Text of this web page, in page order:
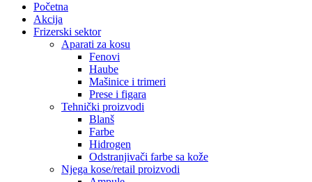
Početna
Akcija
Frizerski sektor
Aparati za kosu
Fenovi
Haube
Mašinice i trimeri
Prese i figara
Tehnički proizvodi
Blanš
Farbe
Hidrogen
Odstranjivači farbe sa kože
Njega kose/retail proizvodi